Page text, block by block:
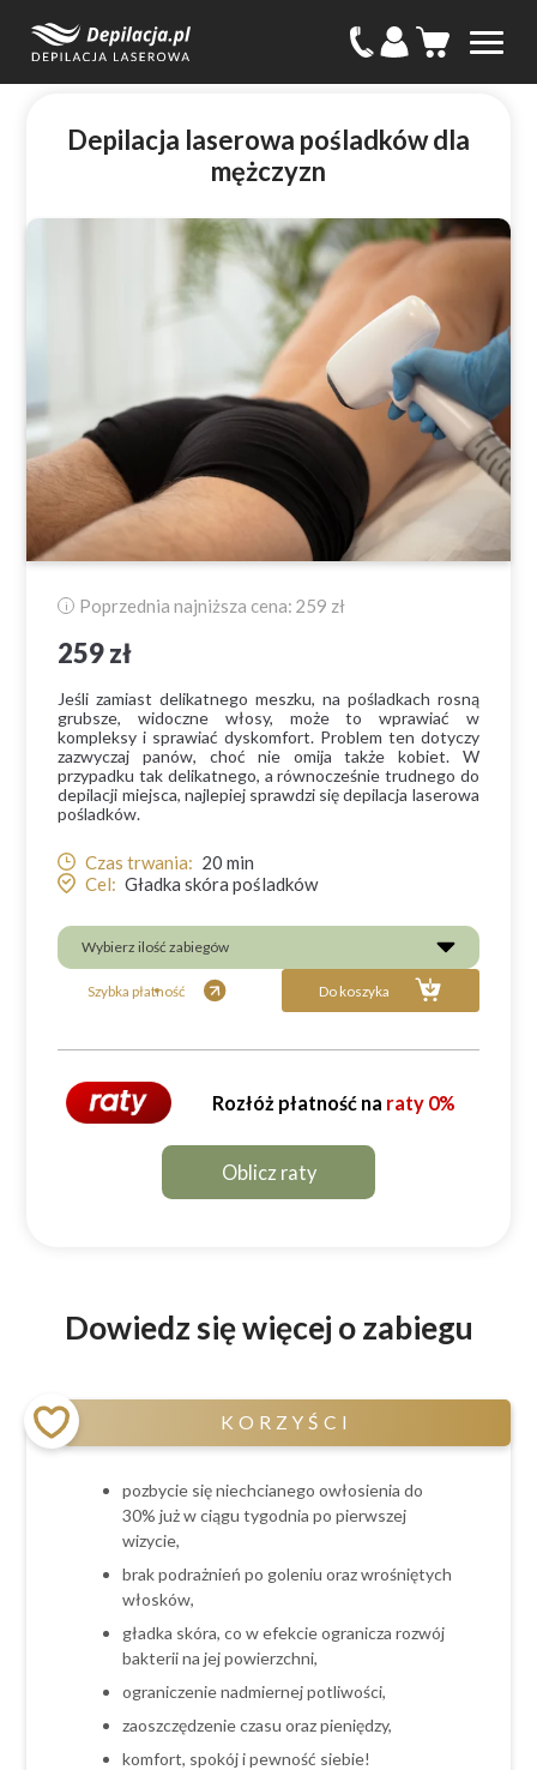
Depilacja laserowa pośladków dla
mężczyzn
i Poprzednia najniższa cena: 259 zł
259 zł
Jeśli zamiast delikatnego meszku, na pośladkach rosną
grubsze, widoczne włosy, może to wprawiać w
kompleksy i sprawiać dyskomfort. Problem ten dotyczy
zazwyczaj panów, choć nie omija także kobiet. W
przypadku tak delikatnego, a równocześnie trudnego do
depilacji miejsca, najlepiej sprawdzi się depilacja laserowa
pośladków.
Czas trwania: 20 min
Cel: Gładka skóra pośladków
Wybierz ilość zabiegów
Szybka płatność Do koszyka
Rozłóż płatność na raty 0%
Oblicz raty
Dowiedz się więcej o zabiegu
KORZYŚCI
pozbycie się niechcianego owłosienia do
30% już w ciągu tygodnia po pierwszej
wizycie,
brak podrażnień po goleniu oraz wrośniętych
włosków,
gładka skóra, co w efekcie ogranicza rozwój
bakterii na jej powierzchni,
ograniczenie nadmiernej potliwości,
zaoszczędzenie czasu oraz pieniędzy,
komfort, spokój i pewność siebie!